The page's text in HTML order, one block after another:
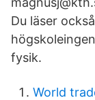
Du läser
fysik.
World